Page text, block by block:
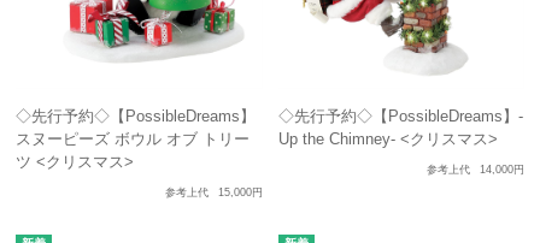
◇先行予約◇【PossibleDreams】
スヌーピーズ ボウル オブ トリー
ツ <クリスマス>
参考上代 15,000円
◇先行予約◇【PossibleDreams】-
Up the Chimney- <クリスマス>
参考上代 14,000円